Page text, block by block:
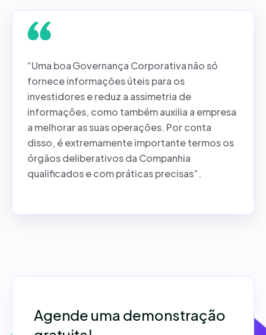
“Uma boa Governança Corporativa não só
fornece informações úteis para os
investidores e reduz a assimetria de
informações, como também auxilia a empresa
a melhorar as suas operações. Por conta
disso, é extremamente importante termos os
órgãos deliberativos da Companhia
qualificados e com práticas precisas”.
Agende uma demonstração